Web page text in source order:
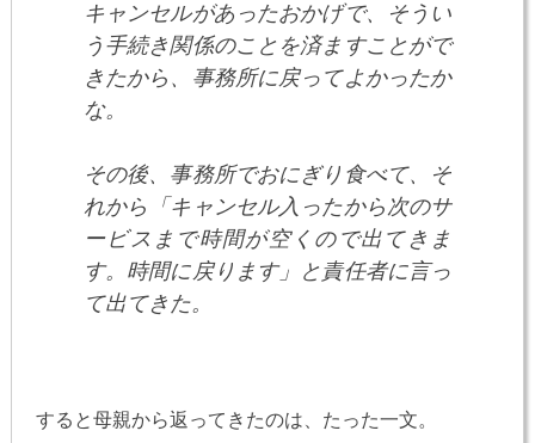
キャンセルがあったおかげで、そうい
う手続き関係のことを済ますことがで
きたから、事務所に戻ってよかったか
な。
その後、事務所でおにぎり食べて、そ
れから「キャンセル入ったから次のサ
ービスまで時間が空くので出てきま
す。時間に戻ります」と責任者に言っ
て出てきた。
すると母親から返ってきたのは、たった一文。